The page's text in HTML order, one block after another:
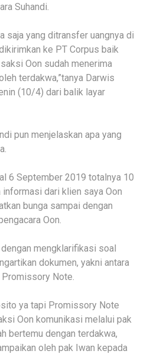
Suhandi.
saja yang ditransfer uangnya di
ke PT Corpus baik
Oon sudah menerima
terdakwa,”tanya Darwis
(10/4) dari balik layar
pun menjelaskan apa yang
6 September 2019 totalnya 10
dari klien saya Oon
bunga sampai dengan
Oon.
mengklarifikasi soal
dokumen, yakni antara
Note.
ya tapi Promissory Note
Oon komunikasi melalui pak
bertemu dengan terdakwa,
oleh pak Iwan kepada